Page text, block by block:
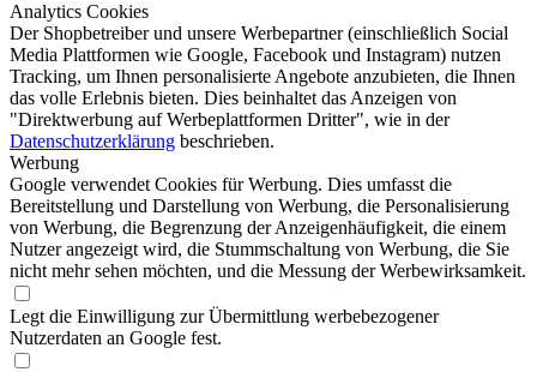
Analytics Cookies
Der Shopbetreiber und unsere Werbepartner (einschließlich Social
Media Plattformen wie Google, Facebook und Instagram) nutzen
Tracking, um Ihnen personalisierte Angebote anzubieten, die Ihnen
das volle Erlebnis bieten. Dies beinhaltet das Anzeigen von
"Direktwerbung auf Werbeplattformen Dritter", wie in der
Datenschutzerklärung beschrieben.
Werbung
Google verwendet Cookies für Werbung. Dies umfasst die
Bereitstellung und Darstellung von Werbung, die Personalisierung
von Werbung, die Begrenzung der Anzeigenhäufigkeit, die einem
Nutzer angezeigt wird, die Stummschaltung von Werbung, die Sie
nicht mehr sehen möchten, und die Messung der Werbewirksamkeit.
Legt die Einwilligung zur Übermittlung werbebezogener
Nutzerdaten an Google fest.